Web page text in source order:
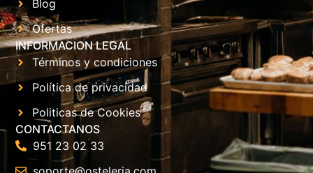
Blog
Ofertas
INFORMACION LEGAL
Términos y condiciones
Política de privacidad
Politicas de Cookies
CONTACTANOS
951 23 02 33